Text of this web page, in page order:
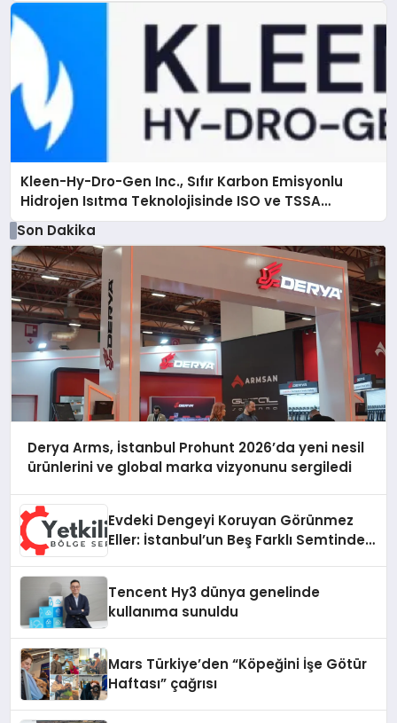
Kleen-Hy-Dro-Gen Inc., Sıfır Karbon Emisyonlu
Hidrojen Isıtma Teknolojisinde ISO ve TSSA
Düzenleyici Onaylarını Aldı
Son Dakika
Derya Arms, İstanbul Prohunt 2026’da yeni nesil
ürünlerini ve global marka vizyonunu sergiledi
Evdeki Dengeyi Koruyan Görünmez
Eller: İstanbul’un Beş Farklı Semtinde
Tencent Hy3 dünya genelinde
kullanıma sunuldu
Mars Türkiye’den “Köpeğini İşe Götür
Haftası” çağrısı